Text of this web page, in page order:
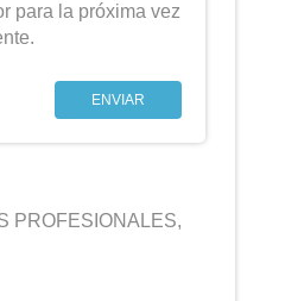
para la próxima vez
PROFESIONALES,